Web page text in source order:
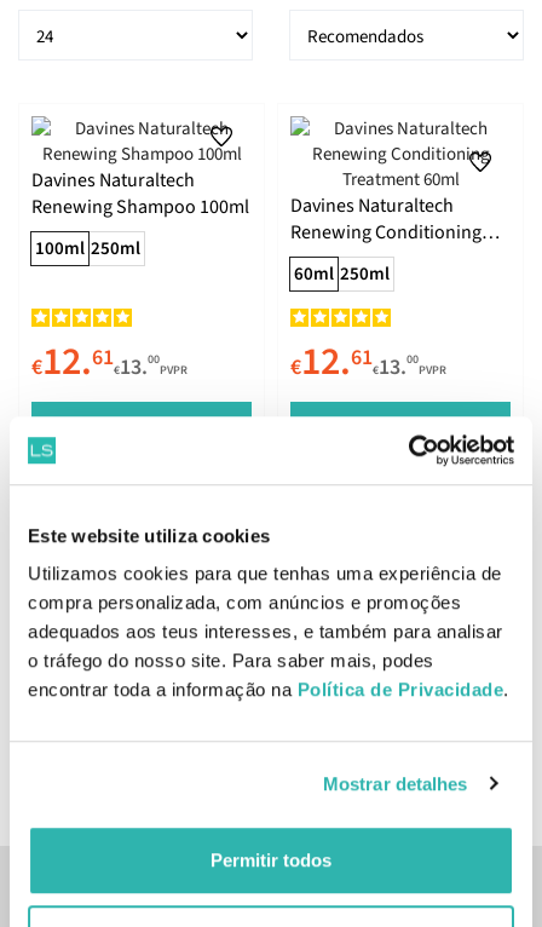
Este website utiliza cookies
Utilizamos cookies para que tenhas uma experiência de
compra personalizada, com anúncios e promoções
adequados aos teus interesses, e também para analisar
o tráfego do nosso site. Para saber mais, podes
encontrar toda a informação na Política de Privacidade.
Mostrar detalhes
Permitir todos
Davines Naturaltech
Renewing Shampoo 100ml
100ml 250ml
€12.61€13.00
PVPR
Davines Naturaltech
Renewing Conditioning
Treatment 60ml
60ml 250ml
€12.61€13.00
PVPR
Últimas Unidades
Davines Naturaltech
Renewing Serum
Superactive 100ml
€34.97 €76.80
PVPR
Inscreve-te na nossa newsletter